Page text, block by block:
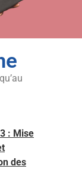
: Mise
des